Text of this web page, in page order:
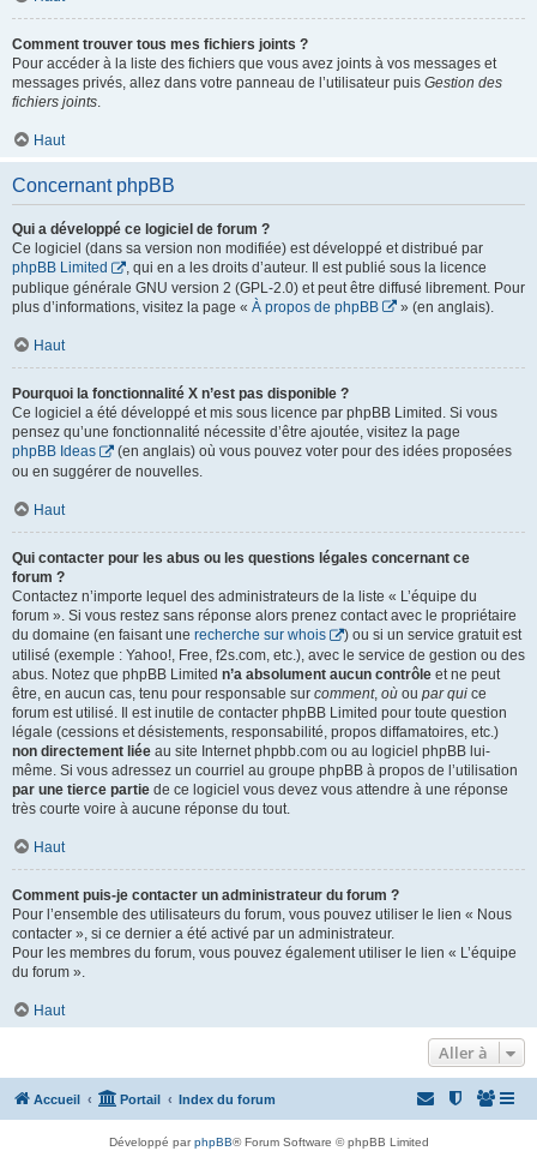
Comment trouver tous mes fichiers joints ?
Pour accéder à la liste des fichiers que vous avez joints à vos messages et
messages privés, allez dans votre panneau de l’utilisateur puis Gestion des
fichiers joints.
Haut
Concernant phpBB
Qui a développé ce logiciel de forum ?
Ce logiciel (dans sa version non modifiée) est développé et distribué par
phpBB Limited
, qui en a les droits d’auteur. Il est publié sous la licence
publique générale GNU version 2 (GPL-2.0) et peut être diffusé librement. Pour
plus d’informations, visitez la page « À propos de phpBB » (en anglais).
Haut
Pourquoi la fonctionnalité X n’est pas disponible ?
Ce logiciel a été développé et mis sous licence par phpBB Limited. Si vous
pensez qu’une fonctionnalité nécessite d’être ajoutée, visitez la page
phpBB Ideas
(en anglais) où vous pouvez voter pour des idées proposées
ou en suggérer de nouvelles.
Haut
Qui contacter pour les abus ou les questions légales concernant ce
forum ?
Contactez n’importe lequel des administrateurs de la liste « L’équipe du
forum ». Si vous restez sans réponse alors prenez contact avec le propriétaire
du domaine (en faisant une recherche sur whois
) ou si un service gratuit est
utilisé (exemple : Yahoo!, Free, f2s.com, etc.), avec le service de gestion ou des
abus. Notez que phpBB Limited n’a absolument aucun contrôle et ne peut
être, en aucun cas, tenu pour responsable sur comment, où ou par qui ce
forum est utilisé. Il est inutile de contacter phpBB Limited pour toute question
légale (cessions et désistements, responsabilité, propos diffamatoires, etc.)
non directement liée au site Internet phpbb.com ou au logiciel phpBB lui-
même. Si vous adressez un courriel au groupe phpBB à propos de l’utilisation
par une tierce partie de ce logiciel vous devez vous attendre à une réponse
très courte voire à aucune réponse du tout.
Haut
Comment puis-je contacter un administrateur du forum ?
Pour l’ensemble des utilisateurs du forum, vous pouvez utiliser le lien « Nous
contacter », si ce dernier a été activé par un administrateur.
Pour les membres du forum, vous pouvez également utiliser le lien « L’équipe
du forum ».
Haut
Aller à
Accueil Portail Index du forum
Développé parphpBB® Forum Software © phpBB Limited